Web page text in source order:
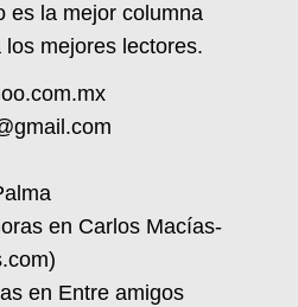
es la mejor columna
mejores lectores.
en Carlos Macías-
en Entre amigos